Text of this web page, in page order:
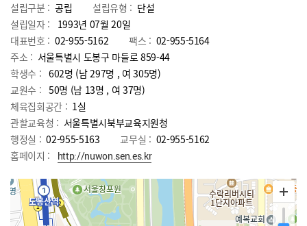
설립구분 : 공립 설립유형 : 단설
설립일자 :
1993년 07월 20일
대표번호 : 02-955-5162 팩스 : 02-955-5164
주소 : 서울특별시 도봉구 마들로 859-44
학생수 : 602명 (남 297명 , 여 305명)
교원수 : 50명 (남 13명 , 여 37명)
체육집회공간 : 1실
관할교육청 : 서울특별시북부교육지원청
행정실 : 02-955-5163 교무실 : 02-955-5162
홈페이지 :
http://nuwon.sen.es.kr